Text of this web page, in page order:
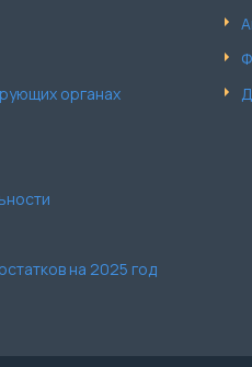
органах
на 2025 год